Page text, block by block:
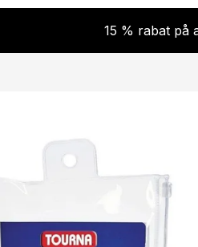
15 % rabat på